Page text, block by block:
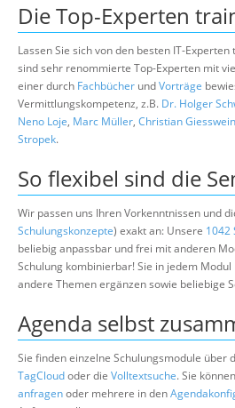
Die Top-Experten
Lassen Sie sich von den besten IT-
sind sehr renommierte Top-Experten mit
einer durch Fachbücher undVorträge
Vermittlungskompetenz, z.B. Dr. Holger
Neno Loje, Marc Müller, Christian Giesswein
Stropek.
So flexibel sind die
Wir passen uns Ihren Vorkenntnissen und
Schulungskonzepte) exakt an: Unsere 1042
beliebig anpassbar und frei mit anderen
Schulung kombinierbar! Sie in jedem
andere Themen ergänzen sowie beliebige
Agenda selbst
Sie finden einzelne Schulungsmodule über
TagCloudoder die Volltextsuche. Sie
anfragenoder mehrere in den